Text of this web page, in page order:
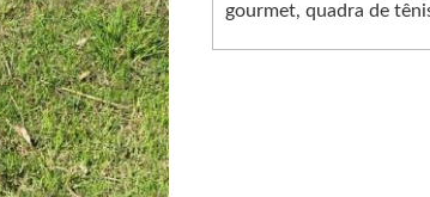
gourmet, quadra de